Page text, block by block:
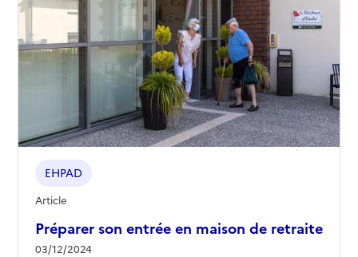
Préparer son entrée en maison de retraite
03/12/2024
EHPAD
Article